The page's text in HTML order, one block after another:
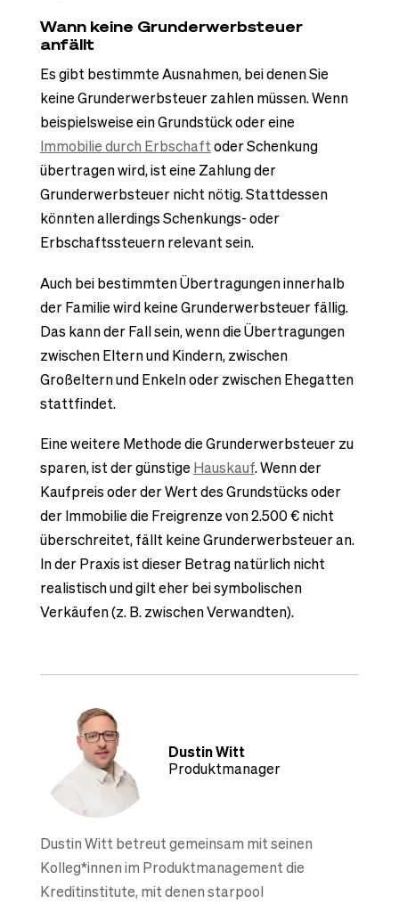
Wann keine Grunderwerbsteuer
anfällt
Es gibt bestimmte Ausnahmen, bei denen Sie
keine Grunderwerbsteuer zahlen müssen. Wenn
beispielsweise ein Grundstück oder eine
Immobilie durch Erbschaftoder Schenkung
übertragen wird, ist eine Zahlung der
Grunderwerbsteuer nicht nötig. Stattdessen
könnten allerdings Schenkungs- oder
Erbschaftssteuern relevant sein.
Auch bei bestimmten Übertragungen innerhalb
der Familie wird keine Grunderwerbsteuer fällig.
Das kann der Fall sein, wenn die Übertragungen
zwischen Eltern und Kindern, zwischen
Großeltern und Enkeln oder zwischen Ehegatten
stattfindet.
Eine weitere Methode die Grunderwerbsteuer zu
sparen, ist der günstige Hauskauf. Wenn der
Kaufpreis oder der Wert des Grundstücks oder
der Immobilie die Freigrenze von 2.500 € nicht
überschreitet, fällt keine Grunderwerbsteuer an.
In der Praxis ist dieser Betrag natürlich nicht
realistisch und gilt eher bei symbolischen
Verkäufen (z. B. zwischen Verwandten).
Dustin Witt
Produktmanager
Dustin Witt betreut gemeinsam mit seinen
Kolleg*innen im Produktmanagement die
Kreditinstitute, mit denen starpool